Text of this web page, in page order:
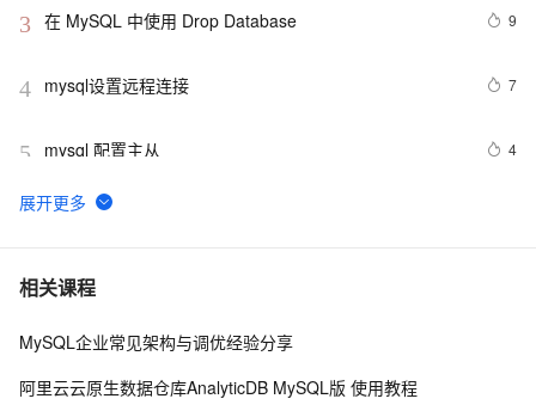
3 在 MySQL 中使用 Drop Database 9
4 mysql设置远程连接 7
5 mysql 配置主从 4
6 mysql 更改root密码
7 PostgreSQL\MySQL比较
8 Percona Server for MySQL 5.6.10-60.2发布
相关课程
MySQL企业常见架构与调优经验分享
阿里云云原生数据仓库AnalyticDB MySQL版 使用教程